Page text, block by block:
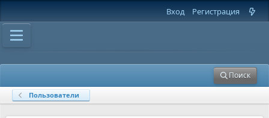
Вход Регистрация
Поиск
Пользователи